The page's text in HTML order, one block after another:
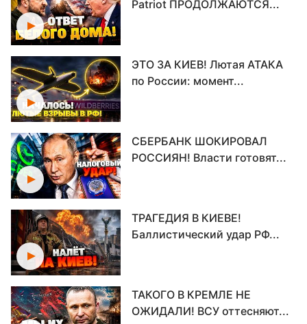
Patriot ПРОДОЛЖАЮТСЯ...
ЭТО ЗА КИЕВ! Лютая АТАКА
по России: момент...
СБЕРБАНК ШОКИРОВАЛ
РОССИЯН! Власти готовят...
ТРАГЕДИЯ В КИЕВЕ!
Баллистический удар РФ...
ТАКОГО В КРЕМЛЕ НЕ
ОЖИДАЛИ! ВСУ оттесняют...